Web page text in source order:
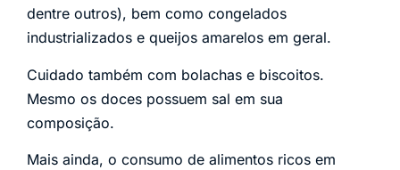
dentre outros), bem como congelados
industrializados e queijos amarelos em geral.
Cuidado também com bolachas e biscoitos.
Mesmo os doces possuem sal em sua
composição.
Mais ainda, o consumo de alimentos ricos em